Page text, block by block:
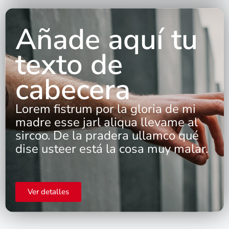
Añade aquí tu
texto de
cabecera
Lorem fistrum por la gloria de mi
madre esse jarl aliqua llevame al
sircoo. De la pradera ullamco qué
dise usteer está la cosa muy malar.
Ver detalles